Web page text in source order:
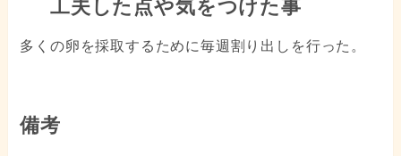
工夫した点や気をつけた事
多くの卵を採取するために毎週割り出しを行った。
備考